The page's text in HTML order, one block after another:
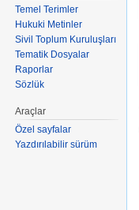
Temel Terimler
Hukuki Metinler
Sivil Toplum Kuruluşları
Tematik Dosyalar
Raporlar
Sözlük
Araçlar
Özel sayfalar
Yazdırılabilir sürüm